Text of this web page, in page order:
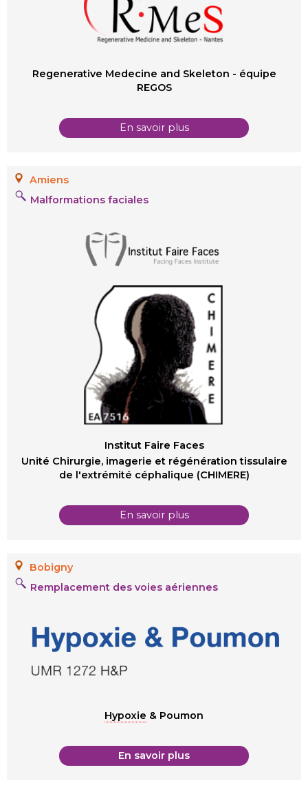
Regenerative Medecine and Skeleton - équipe
REGOS
En savoir plus
Amiens
Malformations faciales
Institut Faire Faces
Unité Chirurgie, imagerie et régénération tissulaire
de l'extrémité céphalique (CHIMERE)
En savoir plus
Bobigny
Remplacement des voies aériennes
Hypoxie & Poumon
En savoir plus